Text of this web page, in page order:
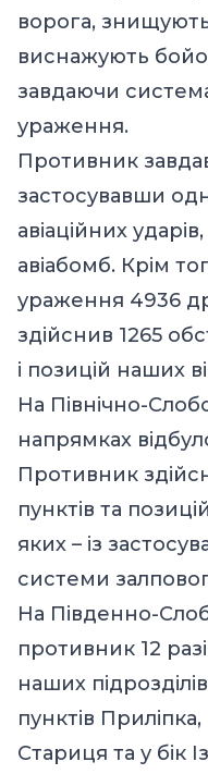
ворога,
виснажують
завдаючи
ураження.
Противник
застосувавши
авіаційних
авіабомб. Крім
ураження 4936
здійснив 1265
і позицій наших
На Північно-
напрямках
Противник
пунктів та
яких – із
системи
На Південно-
противник 12
наших
пунктів
Стариця та у бік